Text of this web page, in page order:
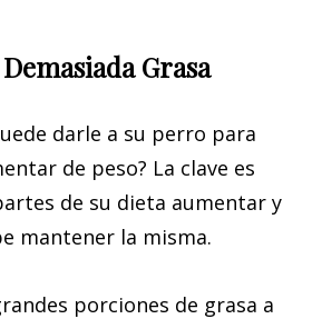
Grasa
darle a su perro para
de peso? La clave es
de su dieta aumentar y
mantener la misma.
porciones de grasa a